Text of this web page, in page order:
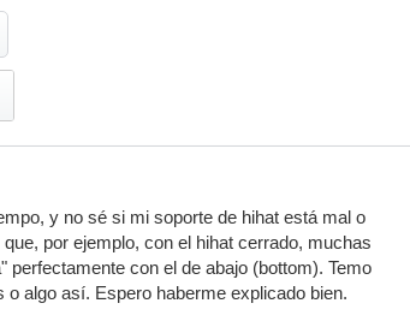
y no sé si mi soporte de hihat está mal o
por ejemplo, con el hihat cerrado, muchas
perfectamente con el de abajo (bottom). Temo
algo así. Espero haberme explicado bien.